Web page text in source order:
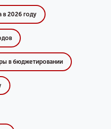
в 2026 году
в бюджетировании